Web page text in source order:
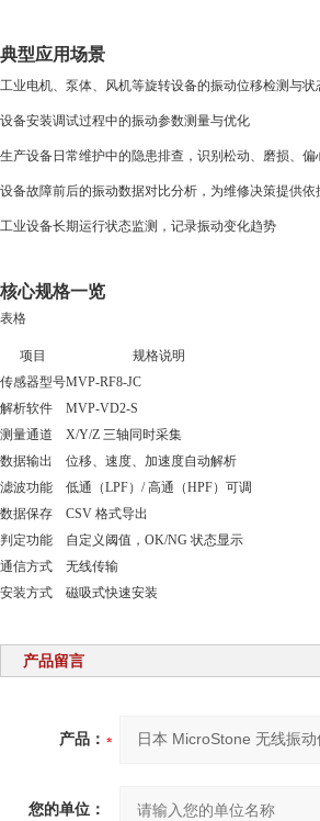
典型应用场景
工业电机、泵体、风机等旋转设备的振动位移检测与状
设备安装调试过程中的振动参数测量与优化
生产设备日常维护中的隐患排查，识别松动、磨损、偏
设备故障前后的振动数据对比分析，为维修决策提供依
工业设备长期运行状态监测，记录振动变化趋势
核心规格一览
表格
项目
规格说明
传感器型号MVP-RF8-JC
解析软件
MVP-VD2-S
测量通道
X/Y/Z 三轴同时采集
数据输出
位移、速度、加速度自动解析
滤波功能
低通（LPF）/ 高通（HPF）可调
数据保存
CSV 格式导出
判定功能
自定义阈值，OK/NG 状态显示
通信方式
无线传输
安装方式
磁吸式快速安装
产品留言
产品：
您的单位：